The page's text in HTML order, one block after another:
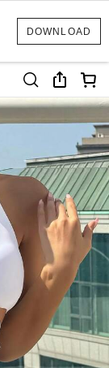
DOWNLOAD